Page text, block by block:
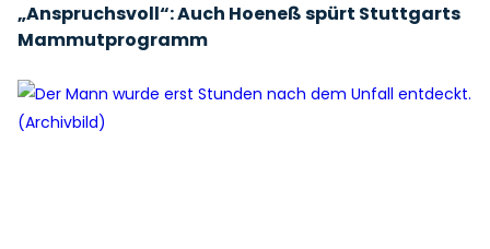
„Anspruchsvoll“: Auch Hoeneß spürt Stuttgarts
Mammutprogramm